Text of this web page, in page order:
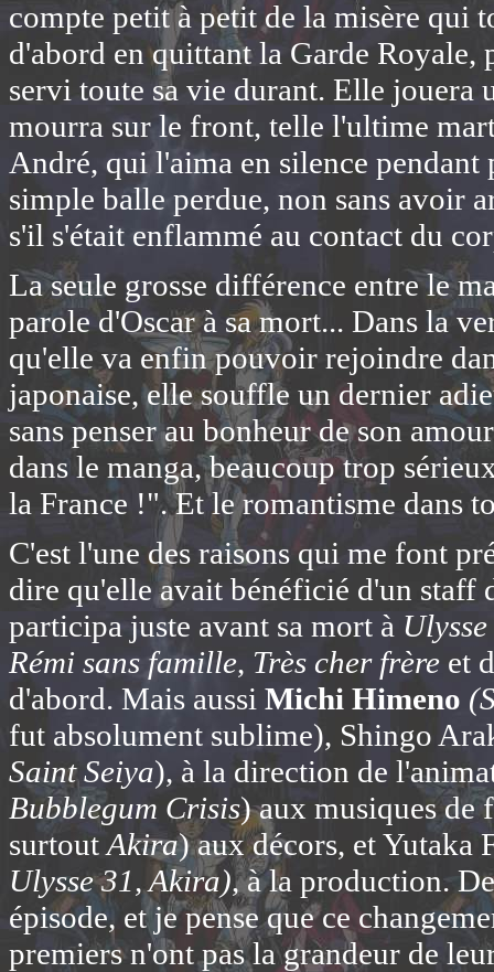
compte petit à petit de la misère qui
d'abord en quittant la Garde Royale,
servi toute sa vie durant. Elle jouera
mourra sur le front, telle l'ultime
André, qui l'aima en silence pendant
simple balle perdue, non sans avoir
s'il s'était enflammé au contact du
La seule grosse différence entre le
parole d'Oscar à sa mort... Dans la
qu'elle va enfin pouvoir rejoindre
japonaise, elle souffle un dernier
sans penser au bonheur de son
dans le manga, beaucoup trop
la France !". Et le romantisme dans
C'est l'une des raisons qui me font
dire qu'elle avait bénéficié d'un staff
participa juste avant sa mort à
Rémi sans famille, Très cher frère et
d'abord. Mais aussi Michi Himeno
fut absolument sublime), Shingo
Saint Seiya), à la direction de
Bubblegum Crisis) aux musiques
surtoutAkira) aux décors, et
Ulysse 31, Akira), à la production.
épisode, et je pense que ce
premiers n'ont pas la grandeur de